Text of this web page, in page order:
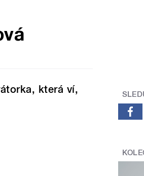
která ví,